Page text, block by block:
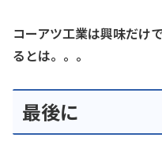
コーアツ工業は興味だけ
るとは。。。
最後に